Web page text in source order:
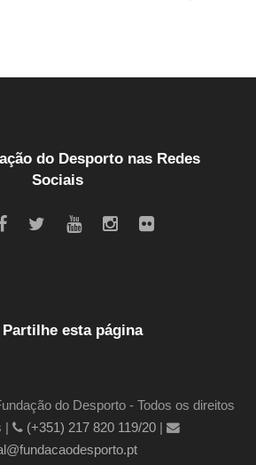
do Desporto nas Redes
Sociais
Partilhe esta página
do Desporto - Todos os direitos
(+351) 217 820 119/20|